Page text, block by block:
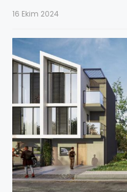
16 Ekim 2024